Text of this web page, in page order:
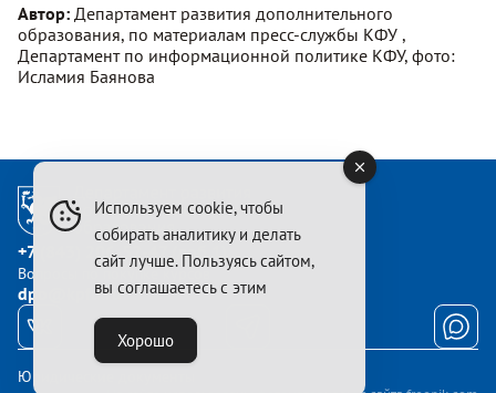
Автор: Департамент развития дополнительного
образования, по материалам пресс-службы КФУ ,
Департамент по информационной политике КФУ, фото:
Исламия Баянова
+7 (843) 206-52-47 (доб.1)
Вопросы по покупке курсов
dpo@kpfu.ru
Юридические документы
Используем cookie, чтобы
собирать аналитику и делать
сайт лучше. Пользуясь сайтом,
вы соглашаетесь с этим
Хорошо